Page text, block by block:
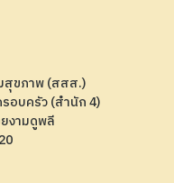
สุขภาพ (สสส.)
อบครัว (สำนัก 4)
งามดูพลี